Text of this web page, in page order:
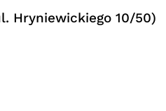
Hryniewickiego 10/50)